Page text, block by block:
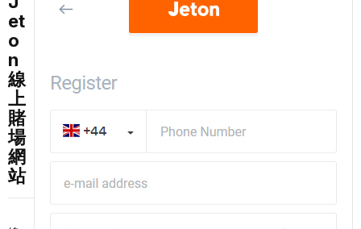
et
o
n
線
上
賭
場
網
站